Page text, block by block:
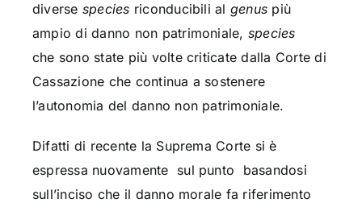
diverse species riconducibili al genus più
ampio di danno non patrimoniale, species
che sono state più volte criticate dalla Corte di
Cassazione che continua a sostenere
l’autonomia del danno non patrimoniale.
Difatti di recente la Suprema Corte si è
espressa nuovamente sul punto basandosi
sull’inciso che il danno morale fa riferimento